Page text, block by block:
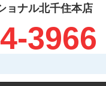
ョナル北千住本店
3966